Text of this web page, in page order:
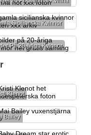
Sicilianska Kvinnor
På 20-åriga Kvinnor
Klenot
Bailey